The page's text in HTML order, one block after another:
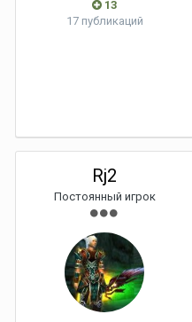
13
17 публикаций
Rj2
Постоянный игрок